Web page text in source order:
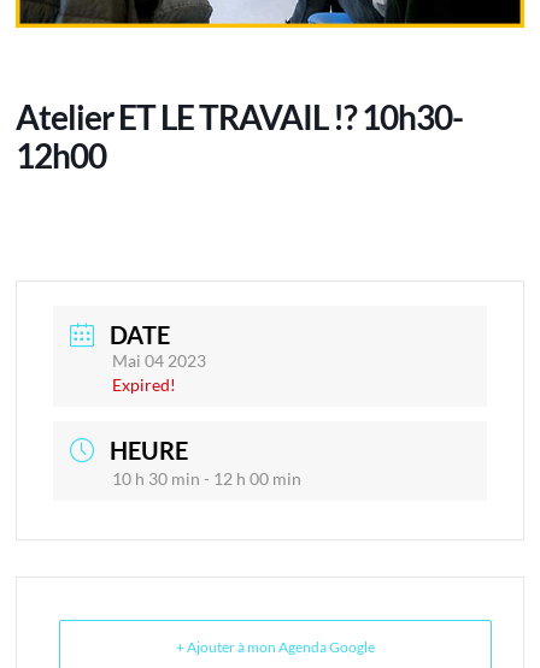
Atelier ET LE TRAVAIL !? 10h30-
12h00
DATE
Mai 04 2023
Expired!
HEURE
10 h 30 min - 12 h 00 min
+ Ajouter à mon Agenda Google